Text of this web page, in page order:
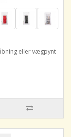
eller vægpynt